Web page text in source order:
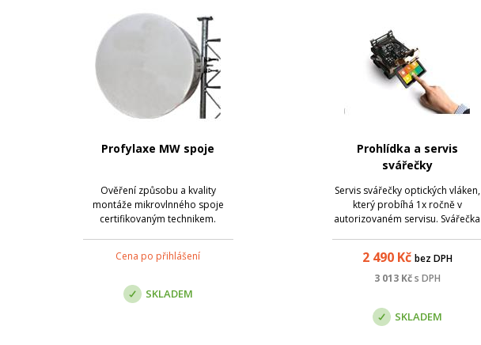
Profylaxe MW spoje
Ověření způsobu a kvality
montáže mikrovlnného spoje
certifikovaným technikem.
Cena po přihlášení
SKLADEM
Prohlídka a servis
svářečky
Servis svářečky optických vláken,
který probíhá 1x ročně v
autorizovaném servisu. Svářečka
posouzen stav elektrod, baterie
a celkový stav zařízení. Je
2 490Kč bez DPH
3 013Kč s DPH
SKLADEM